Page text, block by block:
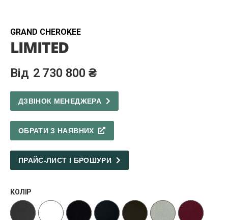
beginning
of
the
gallery
GRAND CHEROKEE
LIMITED
2 730 800 ₴
ДЗВІНОК МЕНЕДЖЕРА
ОБРАТИ З НАЯВНИХ
ПРАЙС-ЛИСТ І БРОШУРИ
КОЛІР